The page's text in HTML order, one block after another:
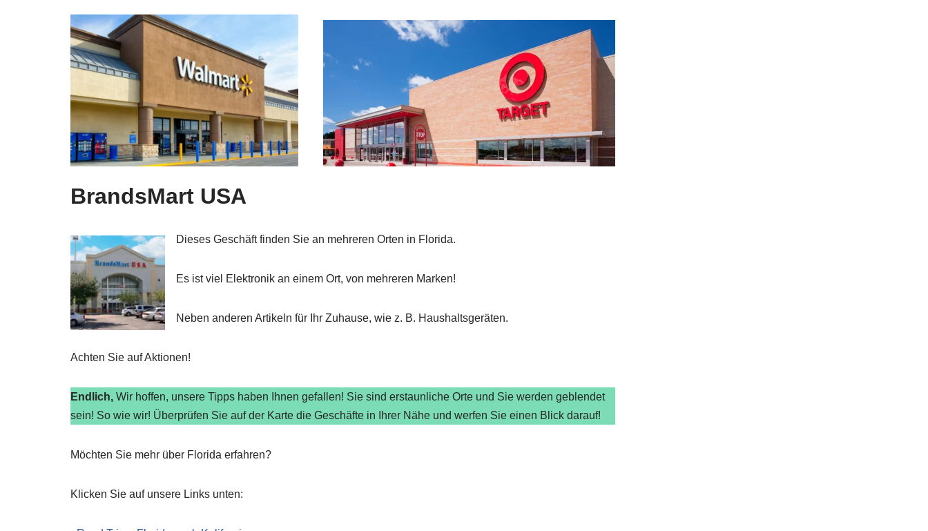
BrandsMart USA
Dieses Geschäft finden Sie an mehreren Orten in Florida.
Es ist viel Elektronik an einem Ort, von mehreren Marken!
Neben anderen Artikeln für Ihr Zuhause, wie z. B. Haushaltsgeräten.
Achten Sie auf Aktionen!
Endlich, Wir hoffen, unsere Tipps haben Ihnen gefallen! Sie sind erstaunliche Orte und Sie werden geblendet
sein! So wie wir! Überprüfen Sie auf der Karte die Geschäfte in Ihrer Nähe und werfen Sie einen Blick darauf!
Möchten Sie mehr über Florida erfahren?
Klicken Sie auf unsere Links unten: